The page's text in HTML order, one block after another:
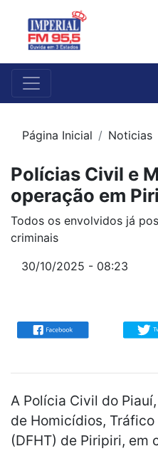
Página Inicial Noticias
Polícias Civil e
operação em
Todos os envolvidos já
criminais
30/10/2025 - 08:23
A Polícia Civil do
de Homicídios,
(DFHT) de Piripiri, em